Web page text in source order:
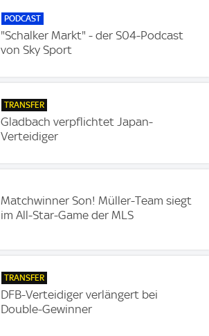
PODCAST
"Schalker Markt" - der S04-Podcast
von Sky Sport
TRANSFER
Gladbach verpflichtet Japan-
Verteidiger
Matchwinner Son! Müller-Team siegt
im All-Star-Game der MLS
TRANSFER
DFB-Verteidiger verlängert bei
Double-Gewinner